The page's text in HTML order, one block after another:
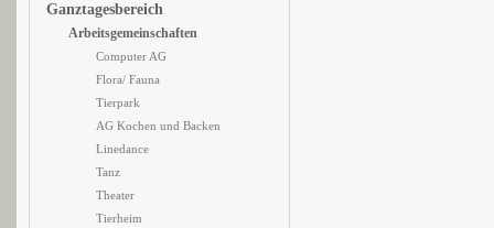
Ganztagesbereich
Arbeitsgemeinschaften
Computer AG
Flora/ Fauna
Tierpark
AG Kochen und Backen
Linedance
Tanz
Theater
Tierheim